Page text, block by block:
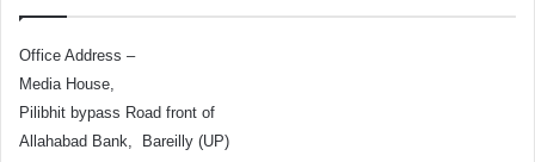
Office Address –
Media House,
Pilibhit bypass Road front of
Allahabad Bank, Bareilly (UP)